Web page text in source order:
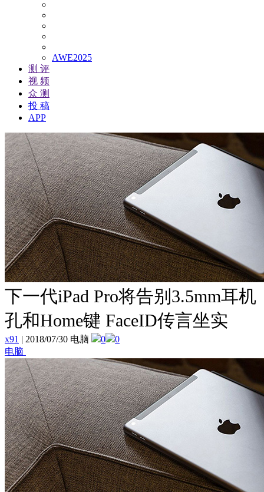
AWE2025
测 评
视 频
众 测
投 稿
APP
下一代iPad Pro将告别3.5mm耳机
孔和Home键 FaceID传言坐实
x91 | 2018/07/30 电脑 0
0
电脑